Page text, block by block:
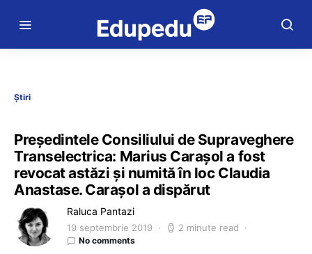
Știri
Președintele Consiliului de Supraveghere
Transelectrica: Marius Carașol a fost
revocat astăzi și numită în loc Claudia
Anastase. Carașol a dispărut
Raluca Pantazi
19 septembrie 2019 2 minute read
No comments